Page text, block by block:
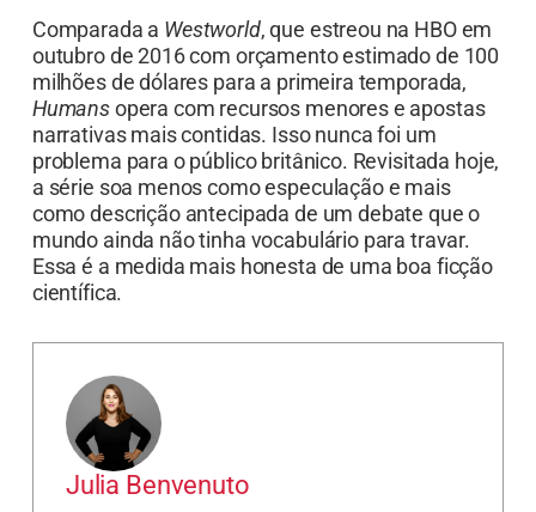
Comparada a Westworld, que estreou na HBO em
outubro de 2016 com orçamento estimado de 100
milhões de dólares para a primeira temporada,
Humansopera com recursos menores e apostas
narrativas mais contidas. Isso nunca foi um
problema para o público britânico. Revisitada hoje,
a série soa menos como especulação e mais
como descrição antecipada de um debate que o
mundo ainda não tinha vocabulário para travar.
Essa é a medida mais honesta de uma boa ficção
científica.
Julia Benvenuto